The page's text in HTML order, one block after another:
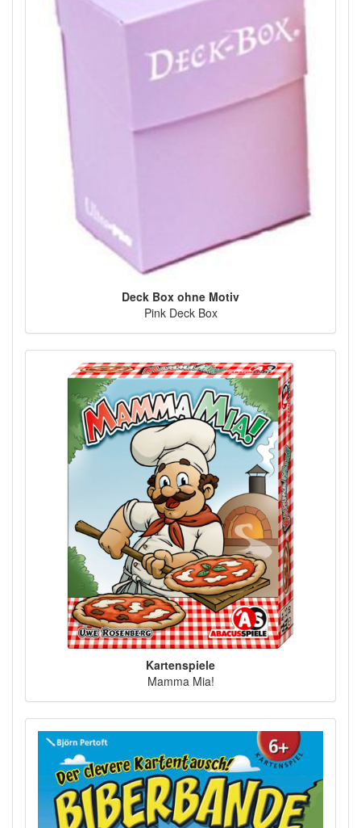
Deck Box ohne Motiv
Pink Deck Box
Kartenspiele
Mamma Mia!